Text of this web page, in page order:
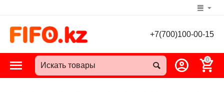
+7(700)100-00-15
0